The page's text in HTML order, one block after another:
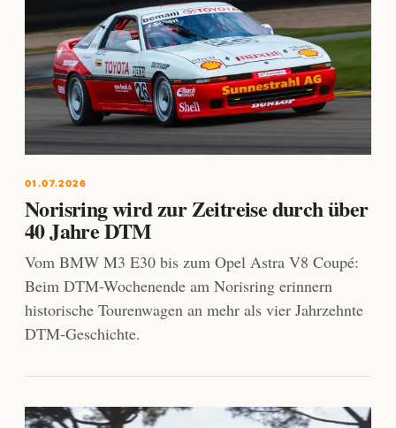
01.07.2026
Norisring wird zur Zeitreise durch über
40 Jahre DTM
Vom BMW M3 E30 bis zum Opel Astra V8 Coupé:
Beim DTM-Wochenende am Norisring erinnern
historische Tourenwagen an mehr als vier Jahrzehnte
DTM-Geschichte.